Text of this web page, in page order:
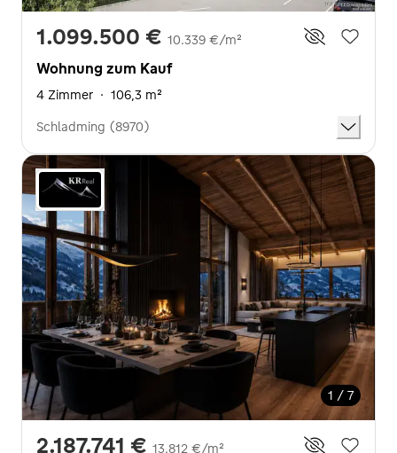
1.099.500 € 10.339 €/m²
Wohnung zum Kauf
4 Zimmer · 106,3 m²
Schladming (8970)
1 / 7
2.187.741 € 13.812 €/m²